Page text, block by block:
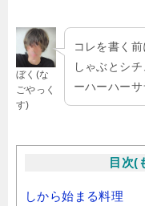
ぼく(な
ごやっく
す)
コレを書く
しゃぶとシ
ーハーハー
目次(
しから始まる料理